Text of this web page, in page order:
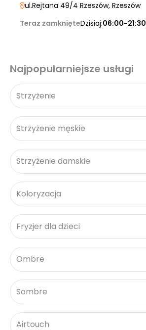
ul.Rejtana 49/4 Rzeszów, Rzeszów
Teraz zamknięteDzisiaj:06:00-21:30
Najpopularniejsze usługi
Strzyżenie
Strzyżenie męskie
Strzyżenie damskie
Koloryzacja
Fryzjer dla dzieci
Ombre
Sombre
Airtouch